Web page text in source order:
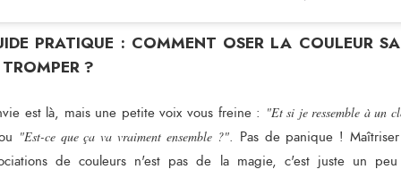
PRATIQUE : COMMENT OSER LA COULEUR
TROMPER ?
est là, mais une petite voix vous freine : "Et si je ressemble à un
"Est-ce que ça va vraiment ensemble ?". Pas de panique !
de couleurs n'est pas de la magie, c'est juste un